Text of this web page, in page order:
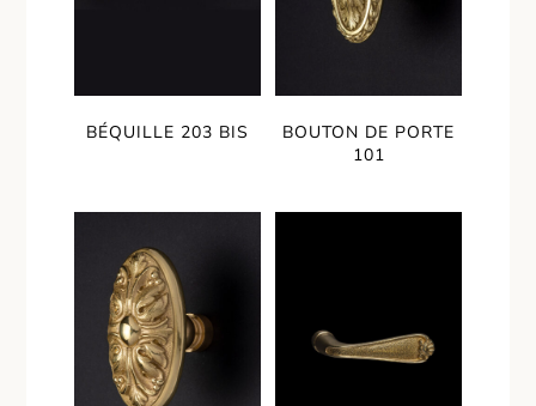
BÉQUILLE 203 BIS
BOUTON DE PORTE
101